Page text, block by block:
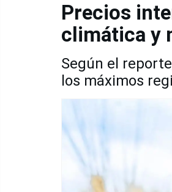
Precios
climática y
Según el
los máximos